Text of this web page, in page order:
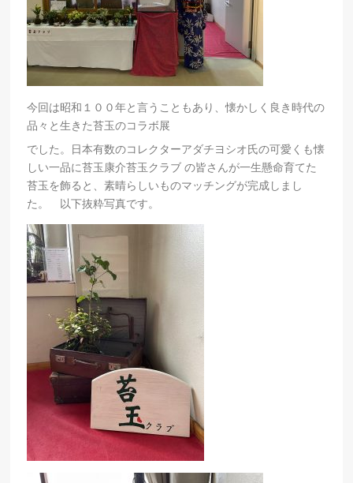
今回は昭和１００年と言うこともあり、懐かしく良き時代の
品々と生きた苔玉のコラボ展
でした。日本有数のコレクターアダチヨシオ氏の可愛くも懐
しい一品に苔玉康介苔玉クラブ の皆さんが一生懸命育てた
苔玉を飾ると、素晴らしいものマッチングが完成しまし
た。 以下抜粋写真です。